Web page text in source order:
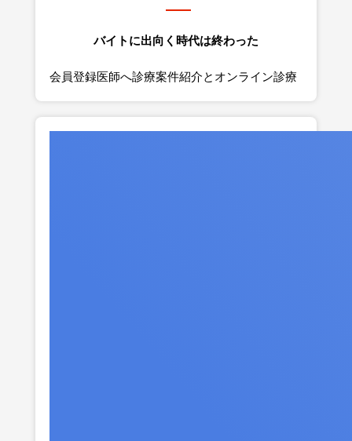
バイトに出向く時代は終わった
会員登録医師へ診療案件紹介とオンライン診療